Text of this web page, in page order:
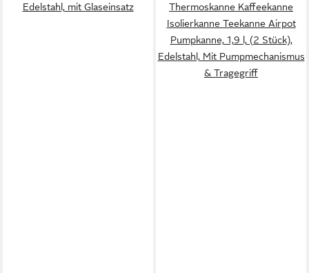
Edelstahl, mit Glaseinsatz
Thermoskanne Kaffeekanne
Isolierkanne Teekanne Airpot
Pumpkanne, 1,9 l, (2 Stück),
Edelstahl, Mit Pumpmechanismus
& Tragegriff